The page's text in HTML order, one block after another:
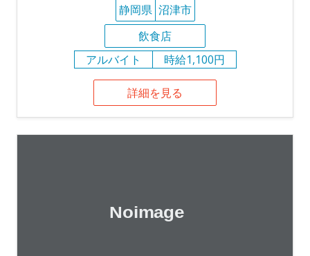
静岡県 沼津市
飲食店
アルバイト
時給1,100円
詳細を見る